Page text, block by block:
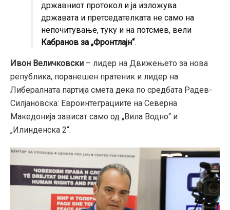
државниот протокол и ја изложува
државата и претседателката не само на
непочитување, туку и на потсмев, вели
Кабранов за „Фронтлајн“.
Ивон Величковски – лидер на Движењето за нова
република, поранешен пратеник и лидер на
Либералната партија смета дека по средбата Радев-
Силјановска: Евроинтеграциите на Северна
Македонија зависат само од „Вила Водно“ и
„Илинденска 2“.